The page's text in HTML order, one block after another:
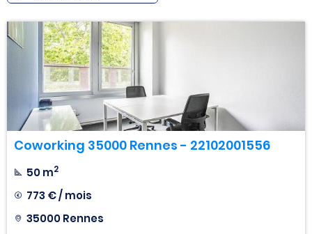
Coworking 35000 Rennes - 22102001556
50 m2
773 € / mois
35000 Rennes